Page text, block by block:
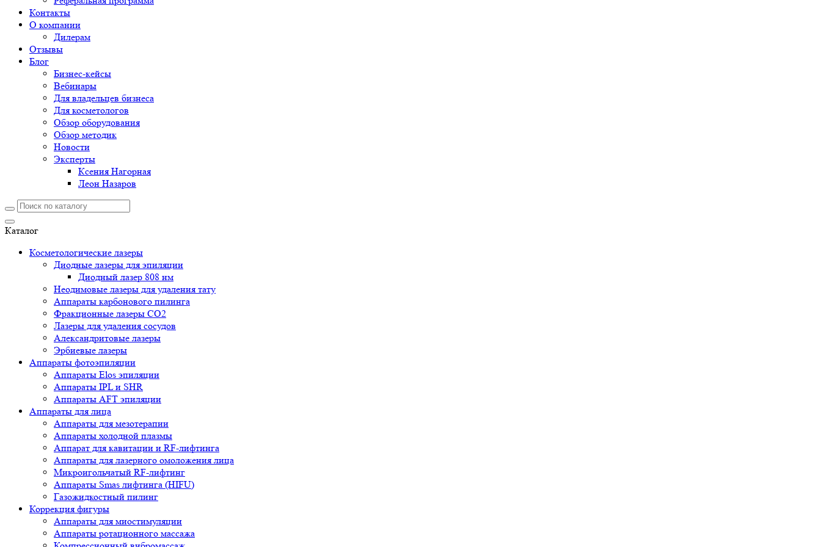
Контакты
О компании
Дилерам
Отзывы
Блог
Бизнес-кейсы
Вебинары
Для владельцев бизнеса
Для косметологов
Обзор оборудования
Обзор методик
Новости
Эксперты
Ксения Нагорная
Леон Назаров
Каталог
Косметологические лазеры
Диодные лазеры для эпиляции
Диодный лазер 808 нм
Неодимовые лазеры для удаления тату
Аппараты карбонового пилинга
Фракционные лазеры CO2
Лазеры для удаления сосудов
Александритовые лазеры
Эрбиевые лазеры
Аппараты фотоэпиляции
Аппараты Elos эпиляции
Аппараты IPL и SHR
Аппараты AFT эпиляции
Аппараты для лица
Аппараты для мезотерапии
Аппараты холодной плазмы
Аппарат для кавитации и RF-лифтинга
Аппараты для лазерного омоложения лица
Микроигольчатый RF-лифтинг
Аппараты Smas лифтинга (HIFU)
Газожидкостный пилинг
Коррекция фигуры
Аппараты для миостимуляции
Аппараты ротационного массажа